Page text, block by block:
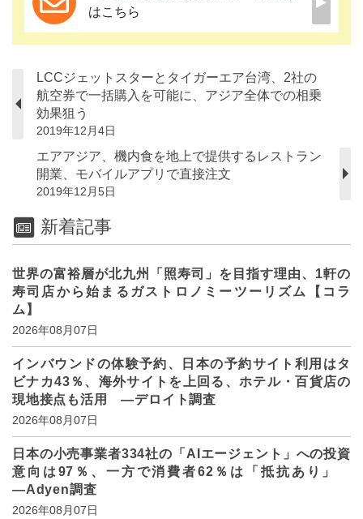
はこちら
LCCジェットスターとタイガーエア台湾、2社の
航空券で一括購入を可能に、アジア全体での相乗
効果狙う
2019年12月4日
エアアジア、機内食を地上で提供するレストラン
開業、モバイルアプリで直接注文
2019年12月5日
新着記事
世界の富裕層が北九州「照寿司」を目指す理由、1軒の
寿司店から始まるガストロノミーツーリズム【コラ
ム】
2026年08月07日
インバウンドの体験予約、日本の予約サイト利用はタ
ビナカ43％、海外サイトを上回る、ホテル・百貨店の
現地接点も活用 ―デロイト調査
2026年08月07日
日本の小売事業者334社の「AIエージェント」への投資
意向は97％、一方で消費者62％は「抵抗あり」
―Adyen調査
2026年08月07日